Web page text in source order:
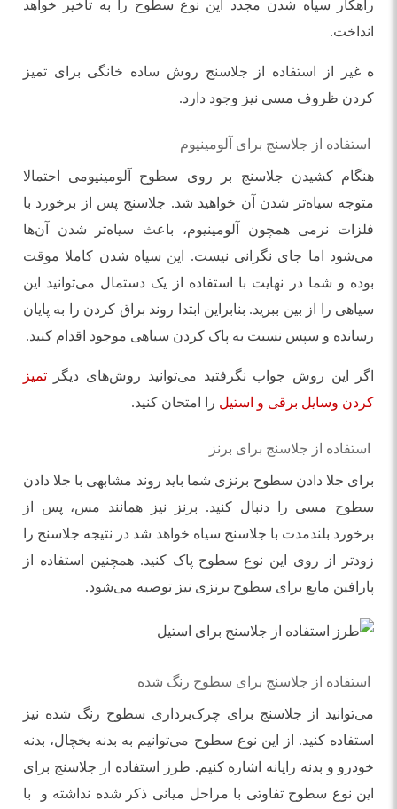
راهکار سیاه شدن مجدد این نوع سطوح را به تاخیر خواهد
انداخت.
ه غیر از استفاده از جلاسنج روش ساده خانگی برای تمیز
کردن ظروف مسی نیز وجود دارد.
استفاده از جلاسنج برای آلومینیوم
هنگام کشیدن جلاسنج بر روی سطوح آلومینیومی احتمالا
متوجه سیاه‌تر شدن آن خواهید شد. جلاسنج پس از برخورد با
فلزات نرمی همچون آلومینیوم، باعث سیاه‌تر شدن آن‌ها
می‌شود اما جای نگرانی نیست. این سیاه شدن کاملا موقت
بوده و شما در نهایت با استفاده از یک دستمال می‌توانید این
سیاهی را از بین ببرید. بنابراین ابتدا روند براق کردن را به پایان
رسانده و سپس نسبت به پاک کردن سیاهی موجود اقدام کنید.
اگر این روش جواب نگرفتید می‌توانید روش‌های دیگرتمیز
کردن وسایل برقی و استیل را امتحان کنید.
استفاده از جلاسنج برای برنز
برای جلا دادن سطوح برنزی شما باید روند مشابهی با جلا دادن
سطوح مسی را دنبال کنید. برنز نیز همانند مس، پس از
برخورد بلندمدت با جلاسنج سیاه خواهد شد در نتیجه جلاسنج را
زودتر از روی این نوع سطوح پاک کنید. همچنین استفاده از
پارافین مایع برای سطوح برنزی نیز توصیه می‌شود.
استفاده از جلاسنج برای سطوح رنگ شده
می‌توانید از جلاسنج برای چرک‌برداری سطوح رنگ شده نیز
استفاده کنید. از این نوع سطوح می‌توانیم به بدنه یخچال، بدنه
خودرو و بدنه رایانه اشاره کنیم. طرز استفاده از جلاسنج برای
این نوع سطوح تفاوتی با مراحل میانی ذکر شده نداشته و با